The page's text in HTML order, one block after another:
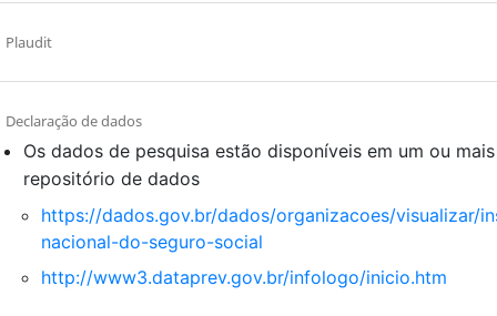
Plaudit
Declaração de dados
Os dados de pesquisa estão disponíveis em um ou mais
repositório de dados
https://dados.gov.br/dados/organizacoes/visualizar/
nacional-do-seguro-social
http://www3.dataprev.gov.br/infologo/inicio.htm